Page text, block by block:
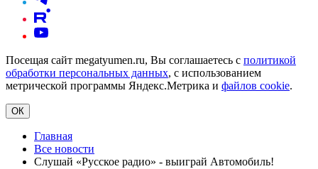
Посещая сайт megatyumen.ru, Вы соглашаетесь с политикой
обработки персональных данных, с использованием
метрической программы Яндекс.Метрика и файлов cookie.
ОК
Главная
Все новости
Слушай «Русское радио» - выиграй Автомобиль!